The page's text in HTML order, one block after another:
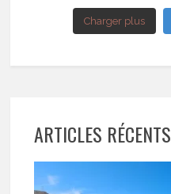
Charger plus
ARTICLES RÉCENTS